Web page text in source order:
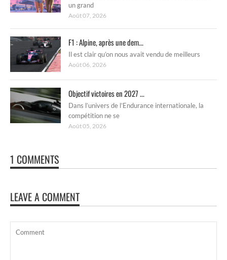
un grand
Août 07, 2026
F1 : Alpine, après une dem...
Il est clair qu’on nous avait vendu de meilleurs
Août 06, 2026
Objectif victoires en 2027 ...
Dans l’univers de l’Endurance internationale, la
compétition ne se
Août 05, 2026
1 COMMENTS
LEAVE A COMMENT